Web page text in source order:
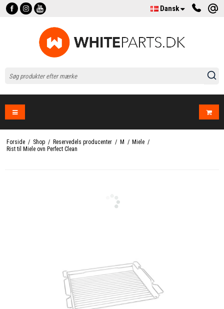
Dansk
Forside / Shop / Reservedels producenter / M / Miele /
Rist til Miele ovn Perfect Clean